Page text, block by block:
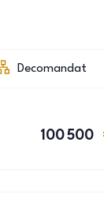
Decomandat
100 500